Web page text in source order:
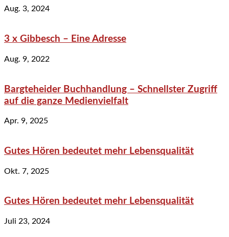
Aug. 3, 2024
3 x Gibbesch – Eine Adresse
Aug. 9, 2022
Bargteheider Buchhandlung – Schnellster Zugriff
auf die ganze Medienvielfalt
Apr. 9, 2025
Gutes Hören bedeutet mehr Lebensqualität
Okt. 7, 2025
Gutes Hören bedeutet mehr Lebensqualität
Juli 23, 2024